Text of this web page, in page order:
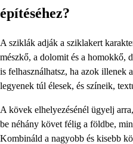
építéséhez?
A sziklák adják a sziklakert
mészkő, a dolomit és a homokkő,
is felhasználhatsz, ha azok illenek
legyenek túl élesek, és színeik,
A kövek elhelyezésénél ügyelj
be néhány követ félig a földbe,
Kombináld a nagyobb és kisebb